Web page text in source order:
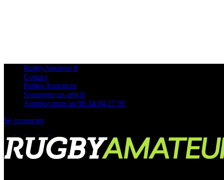
RugbyAmateur.fr
Contact
Petites Annonces
Soumettre un article
Appelez-nous au 06 34 04 27 09
Se connecter